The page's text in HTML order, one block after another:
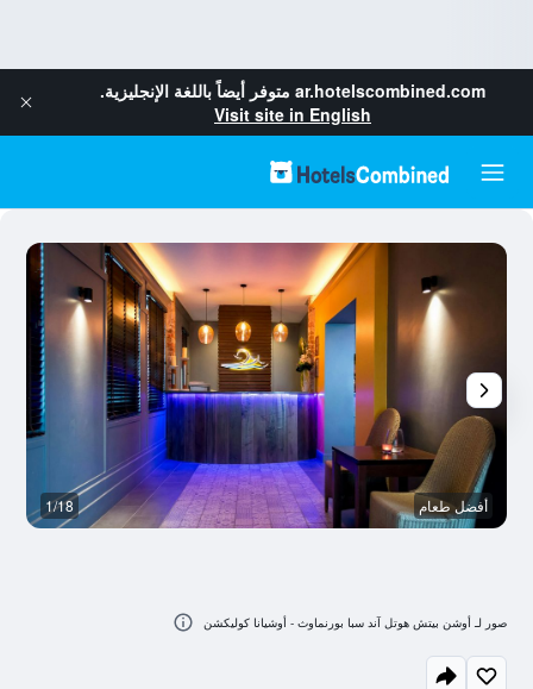
ar.hotelscombined.com متوفر أيضاً باللغة الإنجليزية.
Visit site in English
أفضل طعام 1/18
صور لـ أوشن بيتش هوتل آند سبا بورنماوث - أوشيانا كوليكشن